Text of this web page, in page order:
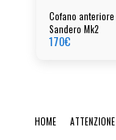
Cofano
Sandero Mk2
170€
HOME ATTENZIONE